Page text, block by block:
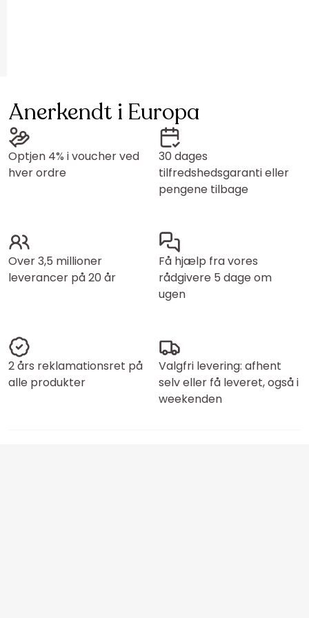
Anerkendt i Europa
Optjen 4% i voucher ved
hver ordre
30 dages
tilfredshedsgaranti eller
pengene tilbage
Over 3,5 millioner
leverancer på 20 år
Få hjælp fra vores
rådgivere 5 dage om
ugen
2 års reklamationsret på
alle produkter
Valgfri levering: afhent
selv eller få leveret, også i
weekenden